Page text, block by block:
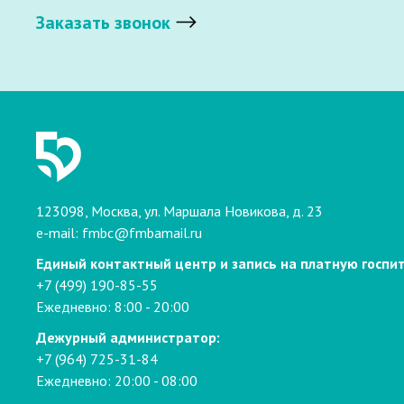
Заказать звонок
123098, Москва, ул. Маршала Новикова, д. 23
e-mail: fmbc@fmbamail.ru
Единый контактный центр и запись на платную
+7 (499) 190-85-55
Ежедневно: 8:00 - 20:00
Дежурный администратор:
+7 (964) 725-31-84
Ежедневно: 20:00 - 08:00